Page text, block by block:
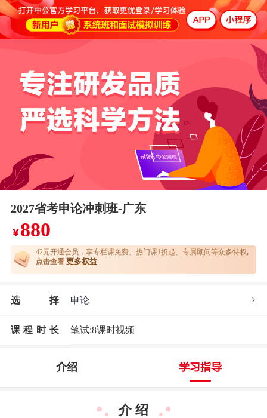
2027省考申论冲刺班-广东
￥880
42元开通会员，享专栏课免费、热门课1折起、专属顾问等众多特权,
点击查看 更多权益
选 择 申论
课程时长 笔试:8课时视频
介绍 学习指导
介 绍